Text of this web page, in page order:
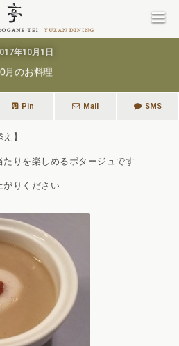
年10月1日
月のお料理
Pin Mail SMS
】
りを楽しめるポタージュです
がりください